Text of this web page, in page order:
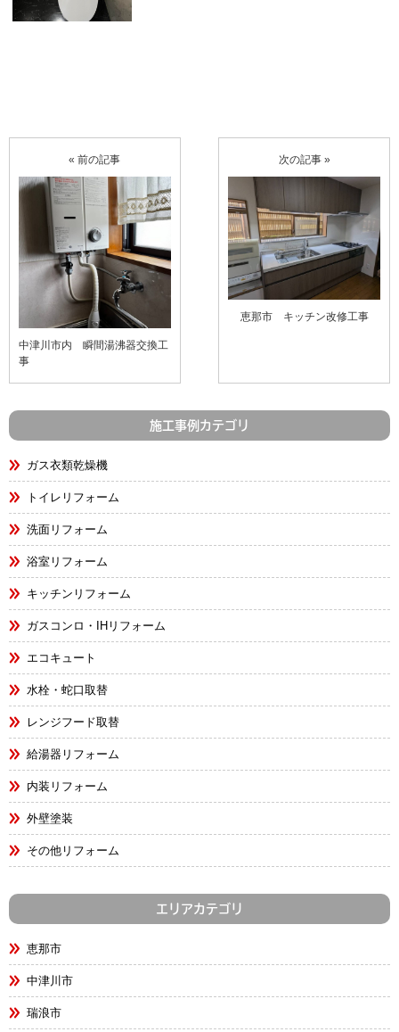
« 前の記事
中津川市内 瞬間湯沸器交換工
事
次の記事 »
恵那市 キッチン改修工事
施工事例カテゴリ
ガス衣類乾燥機
トイレリフォーム
洗面リフォーム
浴室リフォーム
キッチンリフォーム
ガスコンロ・IHリフォーム
エコキュート
水栓・蛇口取替
レンジフード取替
給湯器リフォーム
内装リフォーム
外壁塗装
その他リフォーム
エリアカテゴリ
恵那市
中津川市
瑞浪市